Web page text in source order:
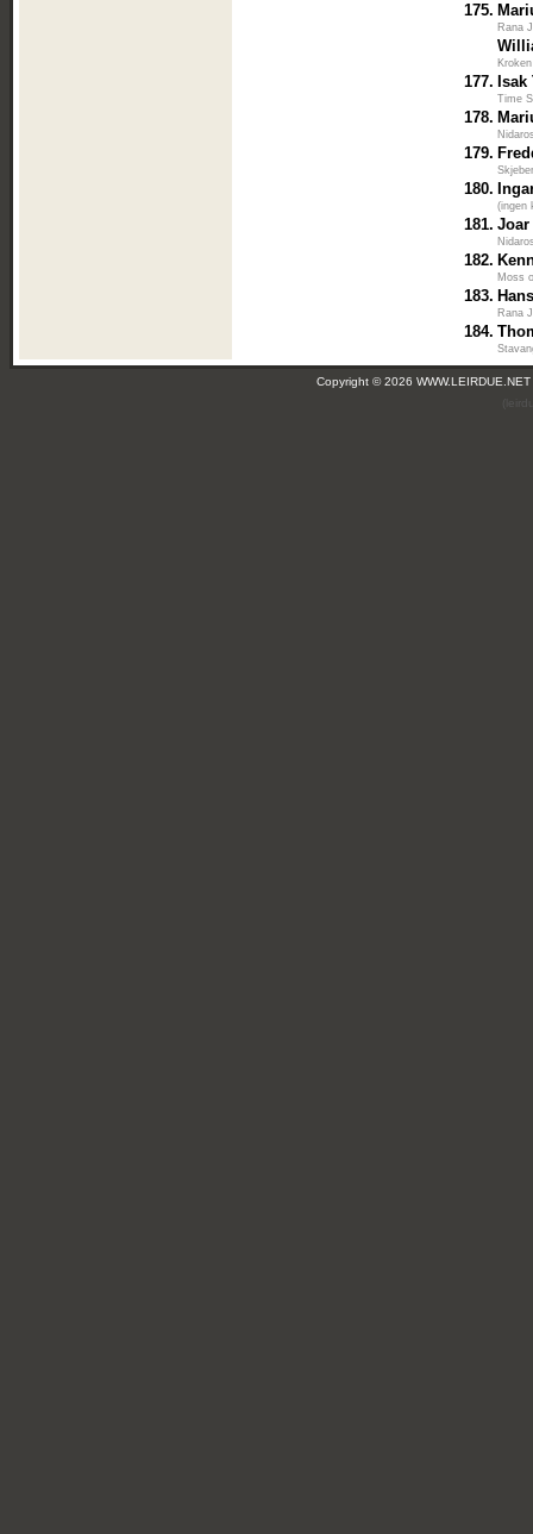
175.
Rana
177.
Time
178.
179.
180.
(ingen
181.
182.
Moss
183.
Rana
184.
Copyright © 2026